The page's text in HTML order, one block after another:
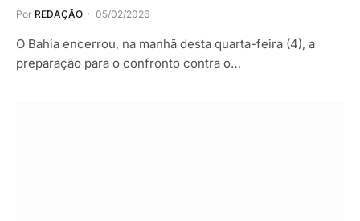
Por REDAÇÃO 05/02/2026
O Bahia encerrou, na manhã desta quarta-feira (4), a
preparação para o confronto contra o…